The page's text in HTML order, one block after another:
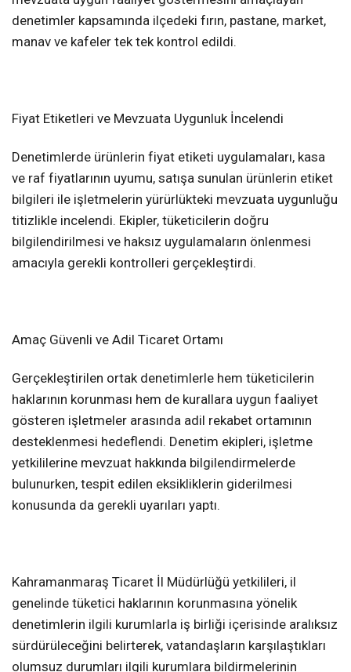
denetimler kapsamında ilçedeki fırın, pastane, market,
manav ve kafeler tek tek kontrol edildi.
Fiyat Etiketleri ve Mevzuata Uygunluk İncelendi
Denetimlerde ürünlerin fiyat etiketi uygulamaları, kasa
ve raf fiyatlarının uyumu, satışa sunulan ürünlerin etiket
bilgileri ile işletmelerin yürürlükteki mevzuata uygunluğu
titizlikle incelendi. Ekipler, tüketicilerin doğru
bilgilendirilmesi ve haksız uygulamaların önlenmesi
amacıyla gerekli kontrolleri gerçekleştirdi.
Amaç Güvenli ve Adil Ticaret Ortamı
Gerçekleştirilen ortak denetimlerle hem tüketicilerin
haklarının korunması hem de kurallara uygun faaliyet
gösteren işletmeler arasında adil rekabet ortamının
desteklenmesi hedeflendi. Denetim ekipleri, işletme
yetkililerine mevzuat hakkında bilgilendirmelerde
bulunurken, tespit edilen eksikliklerin giderilmesi
konusunda da gerekli uyarıları yaptı.
Kahramanmaraş Ticaret İl Müdürlüğü yetkilileri, il
genelinde tüketici haklarının korunmasına yönelik
denetimlerin ilgili kurumlarla iş birliği içerisinde aralıksız
sürdürüleceğini belirterek, vatandaşların karşılaştıkları
olumsuz durumları ilgili kurumlara bildirmelerinin